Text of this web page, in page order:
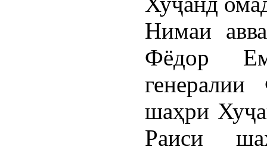
Нимаи
Фёдор
генералии
шаҳри
Раиси